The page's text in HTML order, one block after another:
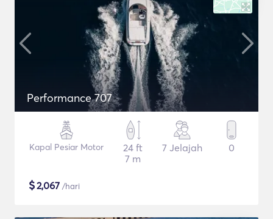
Performance 707
Kapal Pesiar Motor
24 ft
7 m
7 Jelajah 0
$2,067 /hari